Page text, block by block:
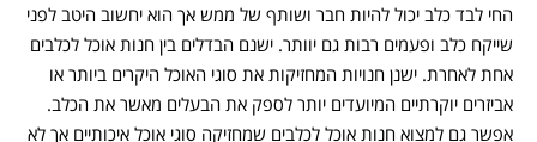
החי לבד כלב יכול להיות חבר ושותף של ממש אך הוא יחשוב היטב לפני
שייקח כלב ופעמים רבות גם יוותר. ישנם הבדלים בין חנות אוכל לכלבים
אחת לאחרת. ישנן חנויות המחזיקות את סוגי האוכל היקרים ביותר או
אביזרים יוקרתיים המיועדים יותר לספק את הבעלים מאשר את הכלב.
אפשר גם למצוא חנות אוכל לכלבים שמחזיקה סוגי אוכל איכותיים אך לא